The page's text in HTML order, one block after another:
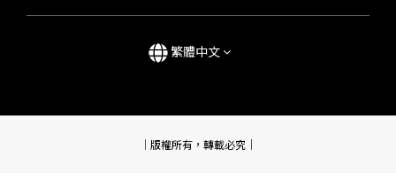
繁體中文
｜版權所有，轉載必究｜